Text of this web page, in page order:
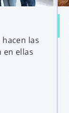
las
en ellas